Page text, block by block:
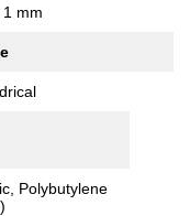
1 mm
Polybutylene